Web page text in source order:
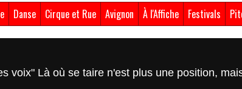
Danse Cirque et Rue Avignon À l'Affiche Festivals
voix" Là où se taire n'est plus une position,